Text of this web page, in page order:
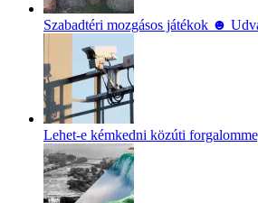
Szabadtéri mozgásos játékok ☻
Lehet-e kémkedni közúti